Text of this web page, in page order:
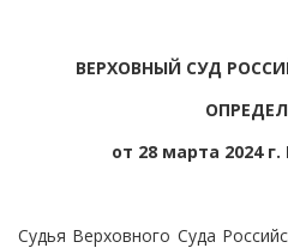
ВЕРХОВНЫЙ СУД
от 28 марта 2024 г.
Судья Верховного Суда